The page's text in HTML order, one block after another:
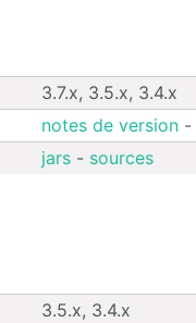
3.7.x, 3.5.x, 3.4.x
notes de version -
jars - sources
3.5.x, 3.4.x